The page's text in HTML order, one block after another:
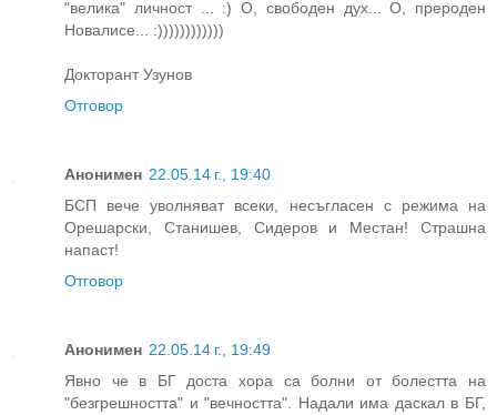
"велика" личност ... :) О, свободен дух... О, прероден
Новалисе... :))))))))))))
Докторант Узунов
Отговор
Анонимен 22.05.14 г., 19:40
БСП вече уволняват всеки, несъгласен с режима на
Орешарски, Станишев, Сидеров и Местан! Страшна
напаст!
Отговор
Анонимен 22.05.14 г., 19:49
Явно че в БГ доста хора са болни от болестта на
"безгрешността" и "вечността". Надали има даскал в БГ,